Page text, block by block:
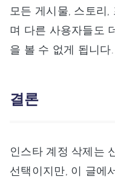
모든 게시물, 스토리
며 다른 사용자들도
을 볼 수 없게 됩니다.
결론
인스타 계정 삭제는
선택이지만, 이 글에